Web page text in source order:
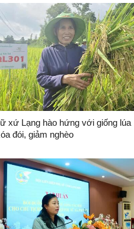
xứ Lạng hào hứng với giống lúa
đói, giảm nghèo